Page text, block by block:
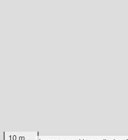
10 m